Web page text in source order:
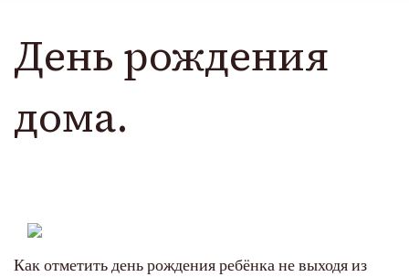
День рождения
дома.
Как отметить день рождения ребёнка не выходя из